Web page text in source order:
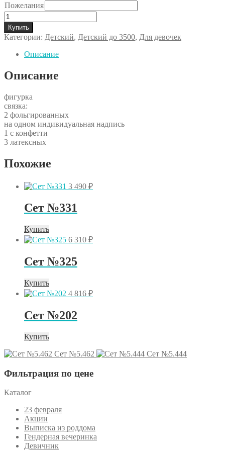
Пожелания
Количество
товара
Сет
№5.460
Купить
Категории: Детский, Детский до 3500, Для девочек
Описание
Описание
фигурка
связка:
2 фольгированных
на одном индивидуальная надпись
1 с конфетти
3 латексных
Похожие
3 490 ₽
Сет №331
Купить
6 310 ₽
Сет №325
Купить
4 816 ₽
Сет №202
Купить
Сет №5.462
Сет №5.444
Фильтрация по цене
Каталог
23 февраля
Акции
Выписка из роддома
Гендерная вечеринка
Девичник